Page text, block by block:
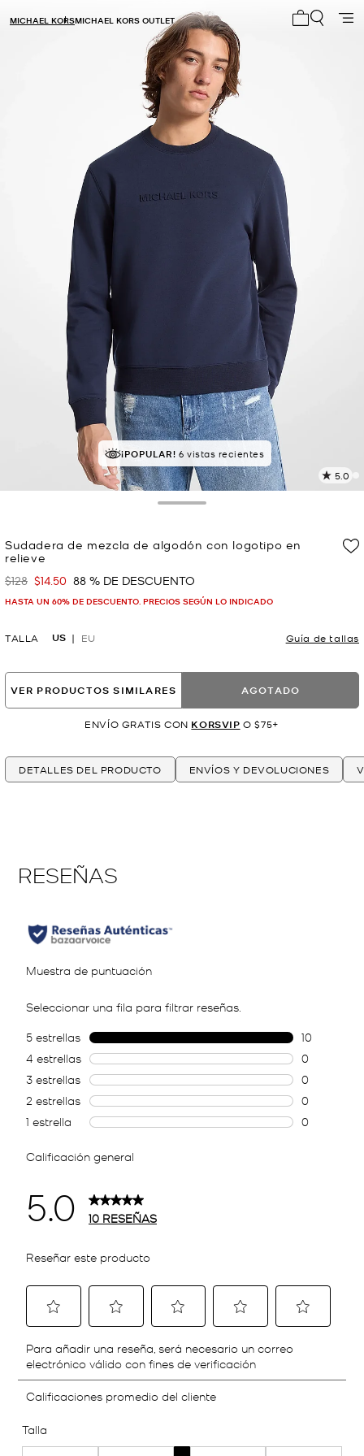
MICHAEL KORSMICHAEL KORS OUTLET
MEJOR VALORADO el 100% le da 5 estrellas
¡POPULAR! 6 vistas recientes
5.0
Sudadera de mezcla de algodón con logotipo en
relieve
Era
$128 Ahora
$14.50 88 % DE DESCUENTO
HASTA UN 60% DE DESCUENTO. PRECIOS SEGÚN LO INDICADO
TALLA US EU Guía de tallas
VER PRODUCTOS SIMILARES AGOTADO
ENVÍO GRATIS CON KORSVIP O $75+
DETALLES DEL PRODUCTO ENVÍOS Y DEVOLUCIONES